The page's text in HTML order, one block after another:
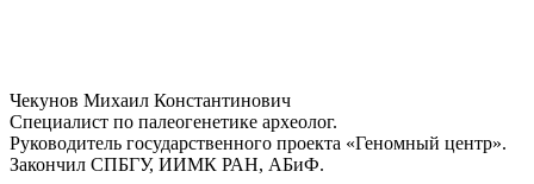
Чекунов Михаил Константинович
Специалист по палеогенетике археолог.
Руководитель государственного проекта «Геномный центр».
Закончил СПБГУ, ИИМК РАН, АБиФ.